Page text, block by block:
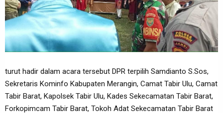
turut hadir dalam acara tersebut DPR terpilih Samdianto S.Sos,
Sekretaris Kominfo Kabupaten Merangin, Camat Tabir Ulu, Camat
Tabir Barat, Kapolsek Tabir Ulu, Kades Sekecamatan Tabir Barat,
Forkopimcam Tabir Barat, Tokoh Adat Sekecamatan Tabir Barat